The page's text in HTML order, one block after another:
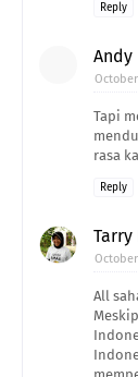
Reply
Andy
October
Tapi
rasa
Reply
October
All